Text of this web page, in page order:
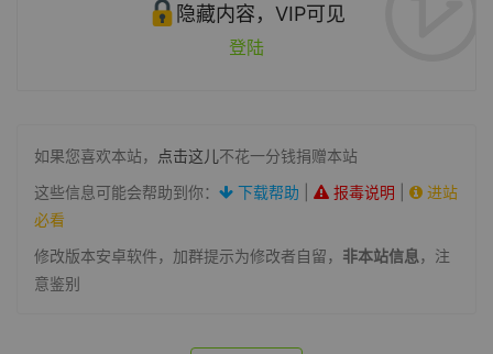
隐藏内容，VIP可见
登陆
如果您喜欢本站， 点击这儿不花一分钱捐赠本站
这些信息可能会帮助到你：
下载帮助 报毒说明
进站
必看
修改版本安卓软件，加群提示为修改者自留， 非本站信息，注
意鉴别